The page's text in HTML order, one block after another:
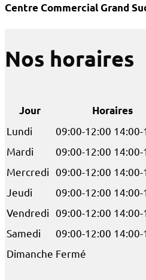
Centre Commercial Grand
Nos horaires
Jour
Horaires
Lundi
09:00-12:00 14:00-
Mardi
09:00-12:00 14:00-
Mercredi 09:00-12:00 14:00-
Jeudi
09:00-12:00 14:00-
Vendredi 09:00-12:00 14:00-
Samedi
09:00-12:00 14:00-
Dimanche Fermé